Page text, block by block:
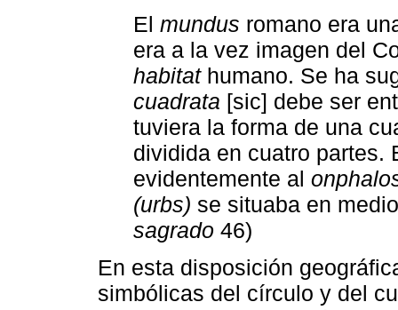
El mundus romano era
era a la vez imagen del
habitathumano. Se ha
cuadrata [sic] debe ser
tuviera la forma de una
dividida en cuatro partes.
evidentemente al
(urbs) se situaba en
sagrado 46)
En esta disposición
simbólicas del círculo y del